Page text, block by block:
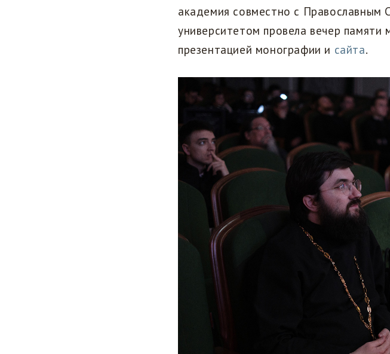
академия совместно с Православным
университетом провела вечер памяти
презентацией монографии и сайта.